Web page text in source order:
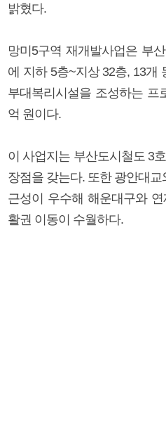
밝혔다.
망미5구역 재개발사업은 부
에 지하 5층~지상 32층, 13개
부대복리시설을 조성하는 프
억 원이다.
이 사업지는 부산도시철도 3
장점을 갖는다. 또한 광안대
근성이 우수해 해운대구와
활권 이동이 수월하다.